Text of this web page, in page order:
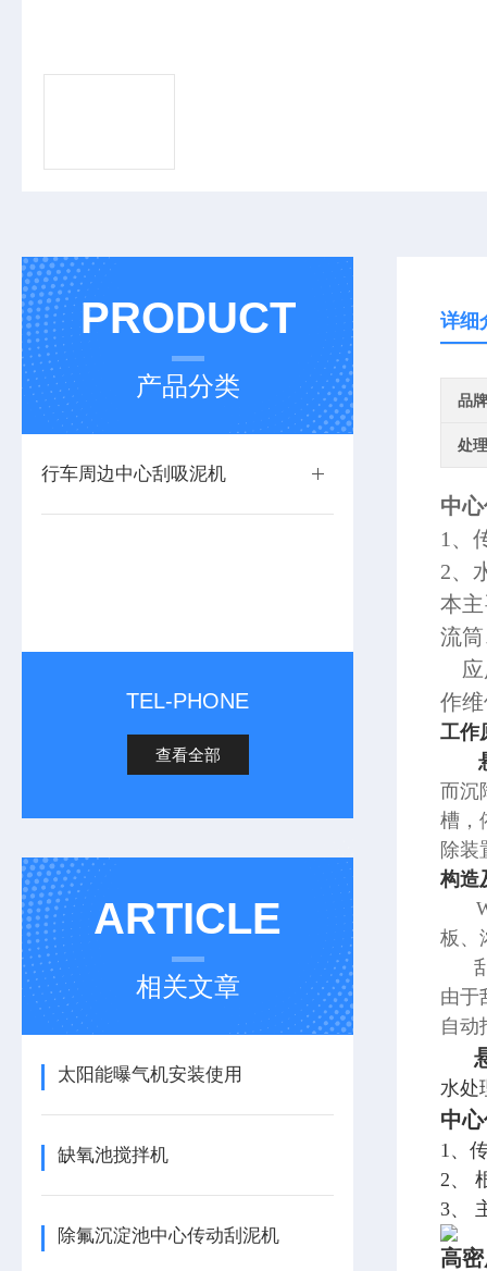
PRODUCT
产品分类
行车周边中心刮吸泥机
TEL-PHONE
查看全部
ARTICLE
相关文章
太阳能曝气机安装使用
缺氧池搅拌机
除氟沉淀池中心传动刮泥机
详细
品牌
处
中
1、
2、
本
流
应
作
工作
而沉
槽，
除
构造
板、
刮
由于
自动
悬
水处
中
1、
2、
3、
高